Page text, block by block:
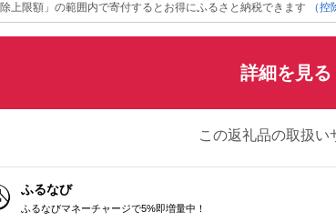
上限額」の範囲内で寄付するとお得にふるさと納税できます
（
詳細を見る
この返礼品の取扱い
ふるなび
ふるなびマネーチャージで5%即増量中！